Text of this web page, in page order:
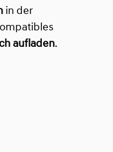
in der
aufladen.